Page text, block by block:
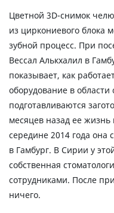
Цветной 3D-снимок
из циркониевого блока
зубной процесс. При
Вессал Алькхалил в
показывает, как
оборудование в области
подготавливаются
месяцев назад ее
середине 2014 года она
в Гамбург. В Сирии у
собственная
сотрудниками. После
ничего.